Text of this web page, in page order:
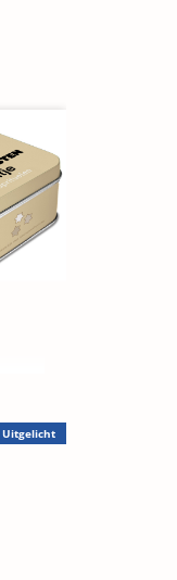
Uitgelicht